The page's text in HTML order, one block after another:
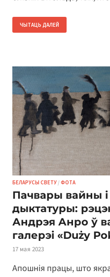
ЧЫТАЦЬ ДАЛЕЙ
БЕЛАРУСЫ СВЕТУ /ФОТА
Пачвары вайны
дыктатуры:
Андрэя Анро ў
галерэі «Duży
17 мая 2023
Апошнія працы, што